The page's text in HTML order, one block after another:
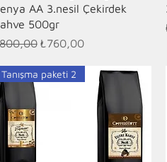
AA 3.nesil Çekirdek
500gr
Fiyat
İndirimli Fiyat
₺760,00
Tanışma paketi 2